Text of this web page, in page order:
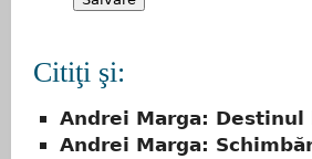
Citiţi şi:
Andrei Marga:
Andrei Marga: